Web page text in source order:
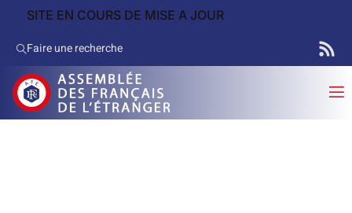
SITE EN COURS DE MISE A JOUR
Faire une recherche